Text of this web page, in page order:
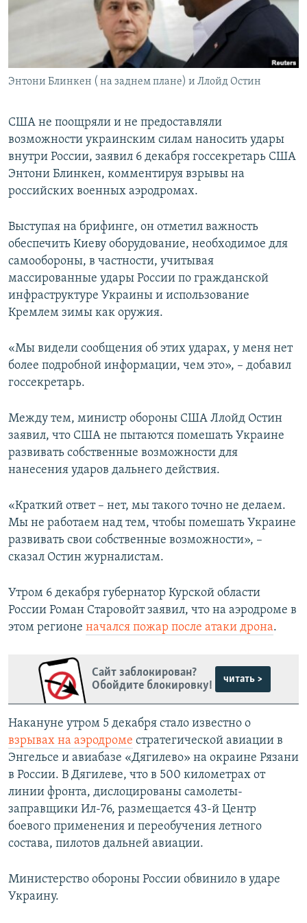
ПОБЕДИТЕЛЕЙ НЕ СУДЯТ?
КРЫМ.НЕПОКОРЕННЫЙ
УКРАИНСКАЯ ПРОБЛЕМА КРЫМА
ПРИСОЕДИНЯЙТЕСЬ!
Энтони Блинкен ( на заднем плане) и Ллойд Остин
США не поощряли и не предоставляли
возможности украинским силам наносить удары
внутри России, заявил 6 декабря госсекретарь США
Энтони Блинкен, комментируя взрывы на
российских военных аэродромах.
Выступая на брифинге, он отметил важность
обеспечить Киеву оборудование, необходимое для
самообороны, в частности, учитывая
массированные удары России по гражданской
инфраструктуре Украины и использование
Кремлем зимы как оружия.
«Мы видели сообщения об этих ударах, у меня нет
более подробной информации, чем это», – добавил
госсекретарь.
Между тем, министр обороны США Ллойд Остин
заявил, что США не пытаются помешать Украине
развивать собственные возможности для
нанесения ударов дальнего действия.
«Краткий ответ – нет, мы такого точно не делаем.
Мы не работаем над тем, чтобы помешать Украине
развивать свои собственные возможности», –
сказал Остин журналистам.
Утром 6 декабря губернатор Курской области
России Роман Старовойт заявил, что на аэродроме в
этом регионе начался пожар после атаки дрона.
Сайт заблокирован?
Обойдите блокировку!
читать >
Накануне утром 5 декабря стало известно о
взрывах на аэродроме стратегической авиации в
Энгельсе и авиабазе «Дягилево» на окраине Рязани
в России. В Дягилеве, что в 500 километрах от
линии фронта, дислоцированы самолеты-
заправщики Ил-76, размещается 43-й Центр
боевого применения и переобучения летного
состава, пилотов дальней авиации.
Министерство обороны России обвинило в ударе
Украину.